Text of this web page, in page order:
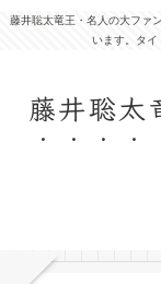
藤井聡太竜王・名人の大ファ
います。タイ
藤井聡太